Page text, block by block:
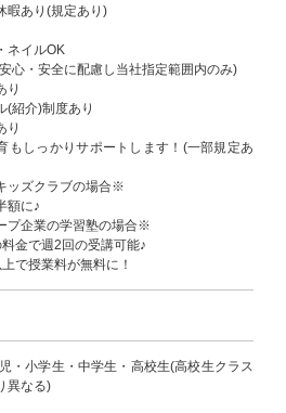
暇あり(規定あり)
ネイルOK
心・安全に配慮し当社指定範囲内のみ)
り
紹介)制度あり
り
もしっかりサポートします！(一部規定あ
ッズクラブの場合※
額に♪
プ企業の学習塾の場合※
金で週2回の受講可能♪
で授業料が無料に！
・小学生・中学生・高校生(高校生クラス
異なる)